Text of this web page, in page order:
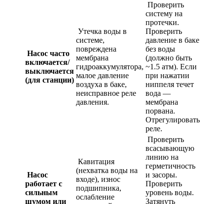
Насос часто
включается/
выключается
(для станции)
Утечка воды в
системе,
повреждена
мембрана
гидроаккумулятора,
малое давление
воздуха в баке,
неисправное реле
давления.
Проверить
систему на
протечки.
Проверить
давление в баке
без воды
(должно быть
~1.5 атм). Если
при нажатии
ниппеля течет
вода —
мембрана
порвана.
Отрегулировать
реле.
Насос
работает с
сильным
шумом или
Кавитация
(нехватка воды на
входе), износ
подшипника,
ослабление
Проверить
всасывающую
линию на
герметичность
и засоры.
Проверить
уровень воды.
Затянуть